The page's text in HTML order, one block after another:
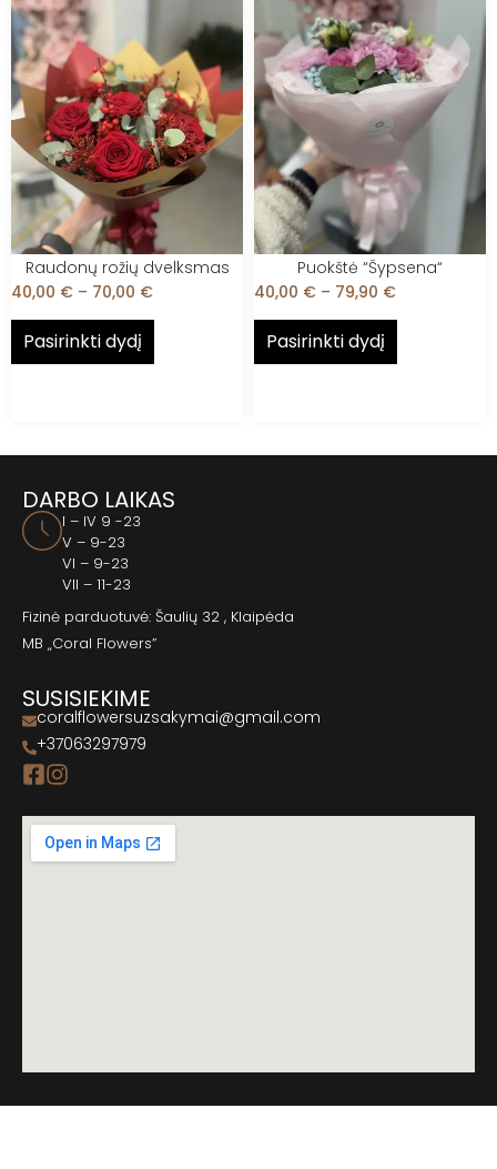
Raudonų rožių dvelksmas
40,00 € – 70,00 €
Pasirinkti dydį
Puokštė “Šypsena“
40,00 € – 79,90 €
Pasirinkti dydį
DARBO LAIKAS
I – IV 9 -23
V – 9-23
VI – 9-23
VII – 11-23
Fizinė parduotuvė: Šaulių 32 , Klaipėda
MB „Coral Flowers”
SUSISIEKIME
coralflowersuzsakymai@gmail.com
+37063297979